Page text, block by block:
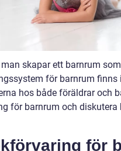
skapar ett barnrum
för barnrum
hos både föräldrar och
för barnrum och
för